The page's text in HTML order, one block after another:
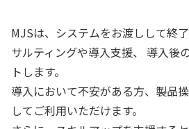
MJSは、システムをお渡しして終
サルティングや導入支援、
導入後
トします。
導入において不安がある方、製品
してご利用いただけます。